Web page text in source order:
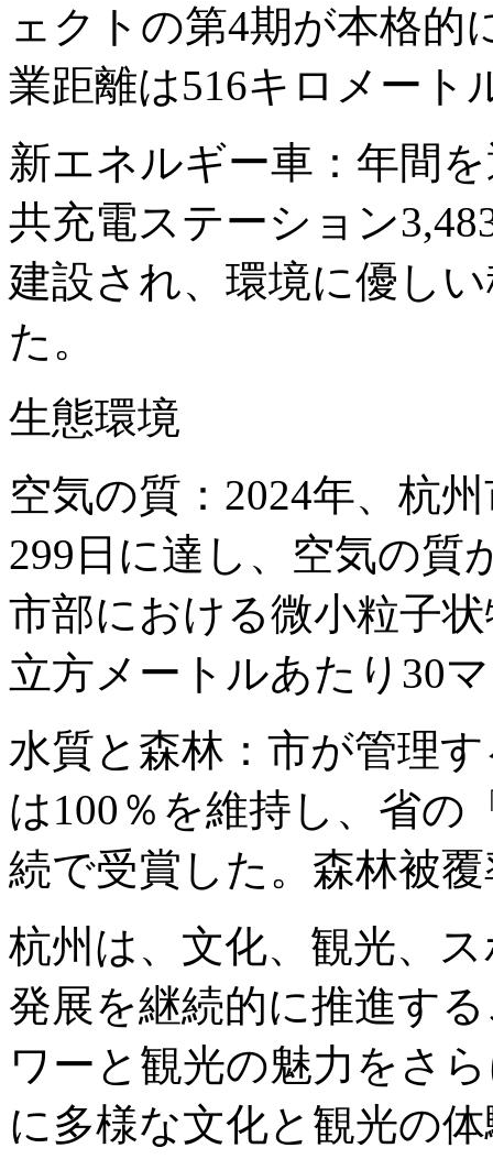
ェクトの第4期が本格的
業距離は516キロメート
新エネルギー車：年間
共充電ステーション
建設され、環境に優し
た。
生態環境
空気の質：2024年、杭
299日に達し、空気の質
市部における微小粒子
立方メートルあたり30
水質と森林：市が管理
は100％を維持し、省の
続で受賞した。森林被
杭州は、文化、観光、
発展を継続的に推進す
ワーと観光の魅力をさ
に多様な文化と観光の